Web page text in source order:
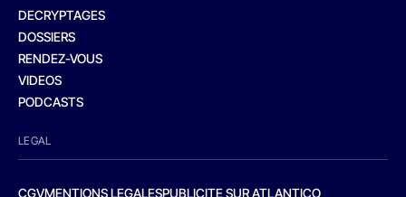
DECRYPTAGES
DOSSIERS
RENDEZ-VOUS
VIDEOS
PODCASTS
LEGAL
CGVMENTIONS LEGALESPUBLICITE SUR ATLANTICO